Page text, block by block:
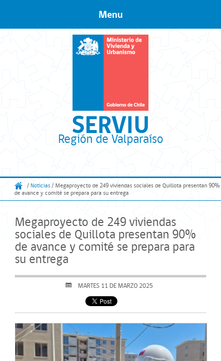
SERVIU
Región de Valparaíso
Menu
/ Noticias / Megaproyecto de 249 viviendas sociales de Quillota presentan 90%
de avance y comité se prepara para su entrega
Megaproyecto de 249 viviendas
sociales de Quillota presentan 90%
de avance y comité se prepara para
su entrega
MARTES 11 DE MARZO 2025